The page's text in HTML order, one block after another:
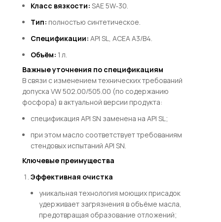
Класс вязкости: SAE5W‑30.
Тип: полностью синтетическое.
Спецификации: API SL, ACEAA3/B4.
Объём: 1 л.
Важные уточнения по спецификациям
В связи с изменением технических требований
допуска VW502.00/505.00 (по содержанию
фосфора) в актуальной версии продукта:
спецификация API SN заменена на API SL;
при этом масло соответствует требованиям
стендовых испытаний API SN.
Ключевые преимущества
Эффективная очистка
уникальная технология моющих присадок
удерживает загрязнения в объёме масла,
предотвращая образование отложений;